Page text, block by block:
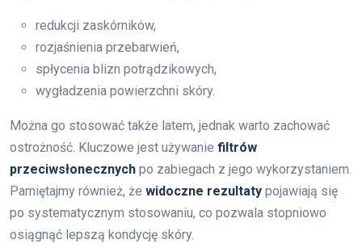
redukcji zaskórników,
rozjaśnienia przebarwień,
spłycenia blizn potrądzikowych,
wygładzenia powierzchni skóry.
Można go stosować także latem, jednak warto zachować
ostrożność. Kluczowe jest używanie filtrów
przeciwsłonecznych po zabiegach z jego wykorzystaniem.
Pamiętajmy również, że widoczne rezultaty pojawiają się
po systematycznym stosowaniu, co pozwala stopniowo
osiągnąć lepszą kondycję skóry.